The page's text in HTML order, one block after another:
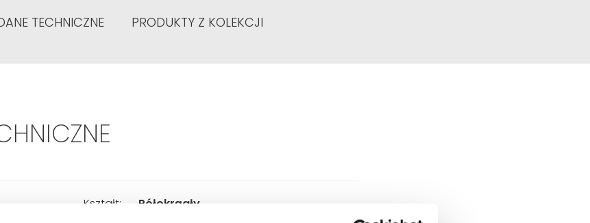
TECHNICZNE PRODUKTY Z KOLEKCJI
Kształt: Półokrągły